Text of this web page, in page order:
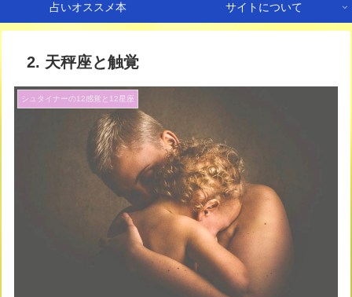
占いオススメ本 サイトについて
2. 天秤座と触覚
シュタイナーの12感覚と12星座